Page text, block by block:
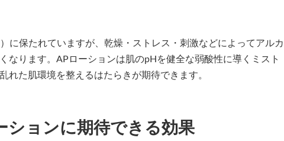
に保たれていますが、乾燥・ストレス・刺激などによってアルカ
なります。APローションは肌のpHを健全な弱酸性に導くミスト
れた肌環境を整えるはたらきが期待できます。
ションに期待できる効果